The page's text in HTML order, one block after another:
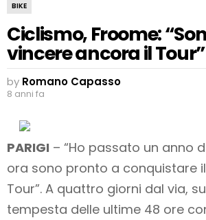
BIKE
Ciclismo, Froome:
vincere ancora il Tour”
by Romano Capasso
8 anni fa
PARIGI – “Ho passato un anno
ora sono pronto a conquistare
Tour”. A quattro giorni dal via,
tempesta delle ultime 48 ore